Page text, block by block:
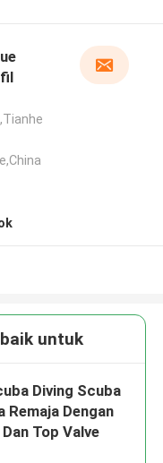
untuk
Diving Scuba
Remaja Dengan
Top Valve